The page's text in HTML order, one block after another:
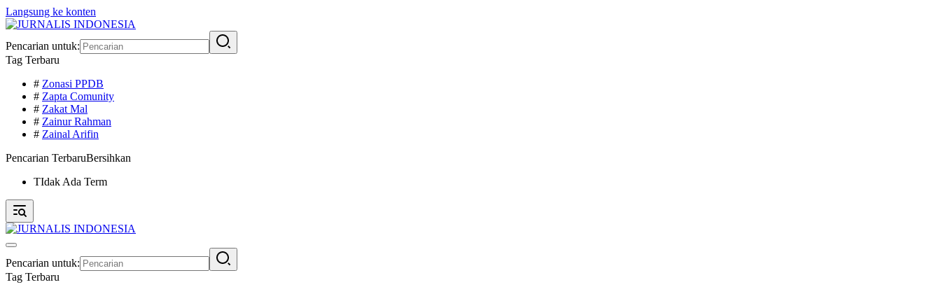
Langsung ke konten
Pencarian untuk:
Tag Terbaru
# Zonasi PPDB
# Zapta Comunity
# Zakat Mal
# Zainur Rahman
# Zainal Arifin
Pencarian TerbaruBersihkan
TIdak Ada Term
Pencarian untuk:
Tag Terbaru